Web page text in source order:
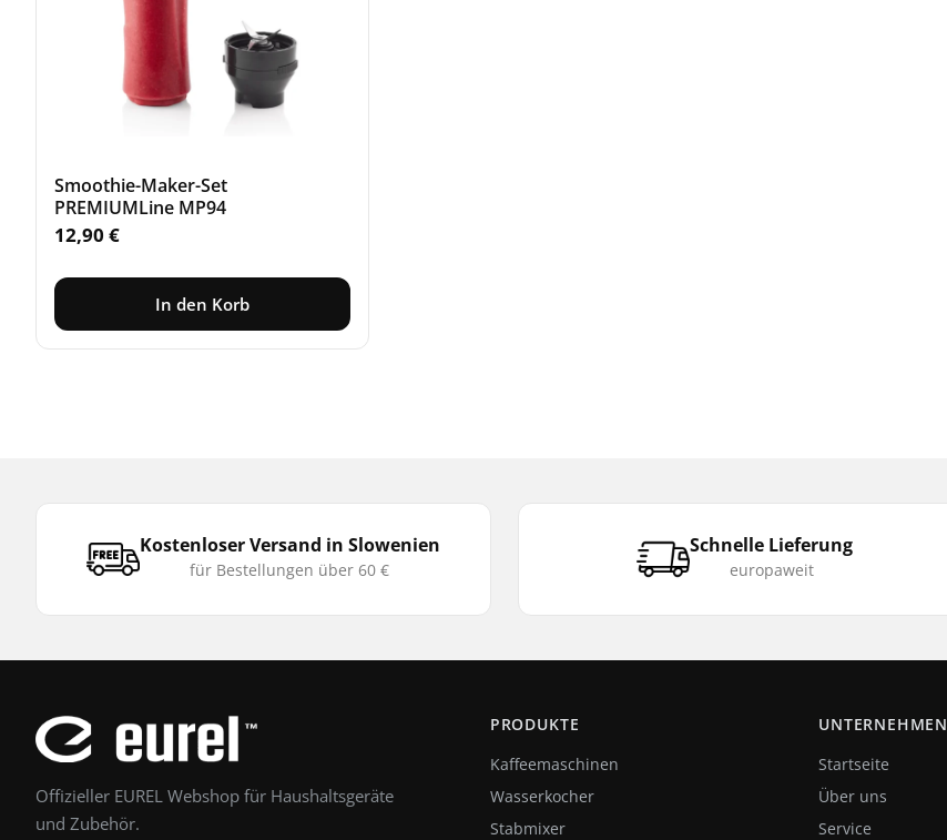
Smoothie-Maker-Set
PREMIUMLine MP94
12,90 €
In den Korb
Kostenloser Versand in Slowenien
für Bestellungen über 60 €
Schnelle Lieferung
europaweit
Offizieller EUREL Webshop für Haushaltsgeräte
und Zubehör.
PRODUKTE
Kaffeemaschinen
Wasserkocher
Stabmixer
UNTERNEHMEN
Startseite
Über uns
Service